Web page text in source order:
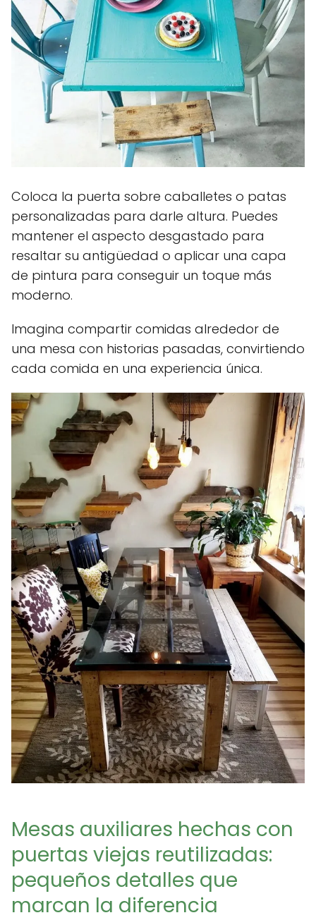
Coloca la puerta sobre caballetes o patas
personalizadas para darle altura. Puedes
mantener el aspecto desgastado para
resaltar su antigüedad o aplicar una capa
de pintura para conseguir un toque más
moderno.
Imagina compartir comidas alrededor de
una mesa con historias pasadas, convirtiendo
cada comida en una experiencia única.
Mesas auxiliares hechas con
puertas viejas reutilizadas:
pequeños detalles que
marcan la diferencia